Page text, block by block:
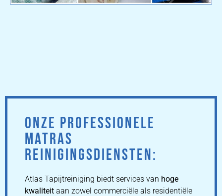
ONZE PROFESSIONELE
MATRAS
REINIGINGSDIENSTEN:
Atlas Tapijtreiniging biedt services van hoge
kwaliteit aan zowel commerciële als residentiële